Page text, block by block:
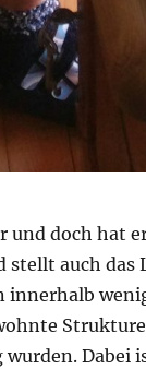
und doch hat
stellt auch das
innerhalb
Dabei